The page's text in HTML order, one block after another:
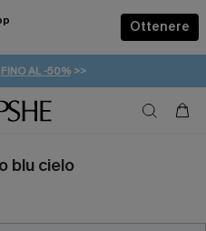
Ottenere
DA VACANZA | ACQUISTA
FINO AL -50%>>
DA 49€
20% DI SCONTO*
blu cielo